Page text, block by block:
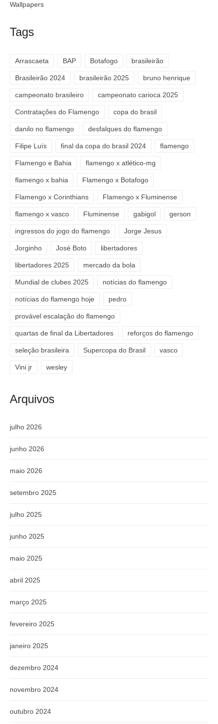
Wallpapers
Tags
Arrascaeta BAP Botafogo brasileirão
Brasileirão 2024 brasileirão 2025 bruno henrique
campeonato brasileiro campeonato carioca 2025
Contratações do Flamengo copa do brasil
danilo no flamengo desfalques do flamengo
Filipe Luís final da copa do brasil 2024 flamengo
Flamengo e Bahia flamengo x atlético-mg
flamengo x bahia Flamengo x Botafogo
Flamengo x Corinthians Flamengo x Fluminense
flamengo x vasco Fluminense gabigol gerson
ingressos do jogo do flamengo Jorge Jesus
Jorginho José Boto libertadores
libertadores 2025 mercado da bola
Mundial de clubes 2025 notícias do flamengo
notícias do flamengo hoje pedro
provável escalação do flamengo
quartas de final da Libertadores reforços do flamengo
seleção brasileira Supercopa do Brasil vasco
Vini jr wesley
Arquivos
julho 2026
junho 2026
maio 2026
setembro 2025
julho 2025
junho 2025
maio 2025
abril 2025
março 2025
fevereiro 2025
janeiro 2025
dezembro 2024
novembro 2024
outubro 2024